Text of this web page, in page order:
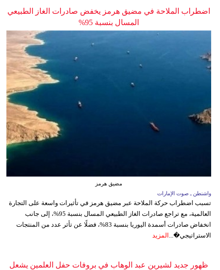
اضطراب الملاحة في مضيق هرمز يخفض صادرات الغاز الطبيعي
المسال بنسبة 95%
مضيق هرمز
واشنطن ـ صوت الإمارات
تسبب اضطراب حركة الملاحة عبر مضيق هرمز في تأثيرات واسعة على التجارة
العالمية، مع تراجع صادرات الغاز الطبيعي المسال بنسبة 95%، إلى جانب
انخفاض صادرات أسمدة اليوريا بنسبة 83%، فضلًا عن تأثر عدد من المنتجات
الاستراتيجي�... المزيد
ظهور جديد لشيرين عبد الوهاب في بروفات حفل العلمين يشعل